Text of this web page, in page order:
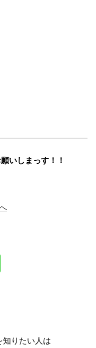
いしまっす！！
知りたい人は